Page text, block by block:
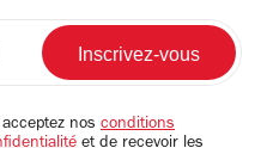
nos conditions
et de recevoir les